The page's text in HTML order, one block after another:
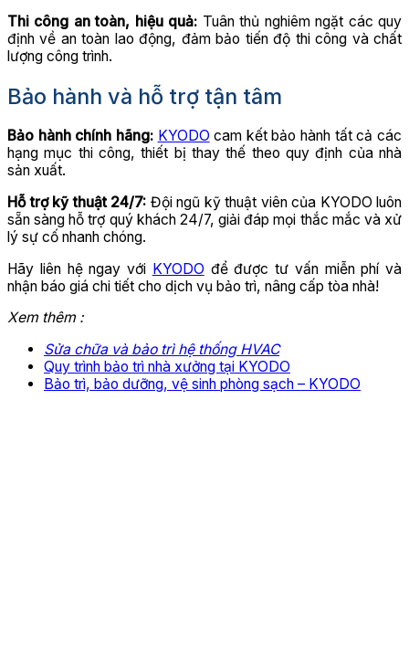
Thi công an toàn, hiệu quả: Tuân thủ nghiêm ngặt các quy
định về an toàn lao động, đảm bảo tiến độ thi công và chất
lượng công trình.
Bảo hành và hỗ trợ tận tâm
Bảo hành chính hãng: KYODO cam kết bảo hành tất cả các
hạng mục thi công, thiết bị thay thế theo quy định của nhà
sản xuất.
Hỗ trợ kỹ thuật 24/7: Đội ngũ kỹ thuật viên của KYODO luôn
sẵn sàng hỗ trợ quý khách 24/7, giải đáp mọi thắc mắc và xử
lý sự cố nhanh chóng.
Hãy liên hệ ngay với KYODO để được tư vấn miễn phí và
nhận báo giá chi tiết cho dịch vụ bảo trì, nâng cấp tòa nhà!
Xem thêm :
Sửa chữa và bảo trì hệ thống HVAC
Quy trình bảo trì nhà xưởng tại KYODO
Bảo trì, bảo dưỡng, vệ sinh phòng sạch – KYODO